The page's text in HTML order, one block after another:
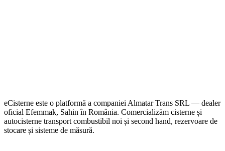
eCisterne este o platformă a companiei Almatar Trans SRL — dealer
oficial Efemmak, Sahin în România. Comercializăm cisterne și
autocisterne transport combustibil noi și second hand, rezervoare de
stocare și sisteme de măsură.